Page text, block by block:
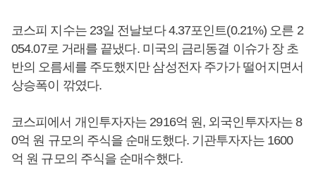
코스피 지수는 23일 전날보다 4.37포인트(0.21%) 오른 2
054.07로 거래를 끝냈다. 미국의 금리동결 이슈가 장 초
반의 오름세를 주도했지만 삼성전자 주가가 떨어지면서
상승폭이 깎였다.
코스피에서 개인투자자는 2916억 원, 외국인투자자는 8
0억 원 규모의 주식을 순매도했다. 기관투자자는 1600
억 원 규모의 주식을 순매수했다.